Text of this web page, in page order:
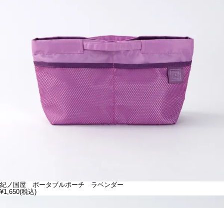
紀ノ国屋 ポータブルポーチ ラベンダー
¥1,650(税込)